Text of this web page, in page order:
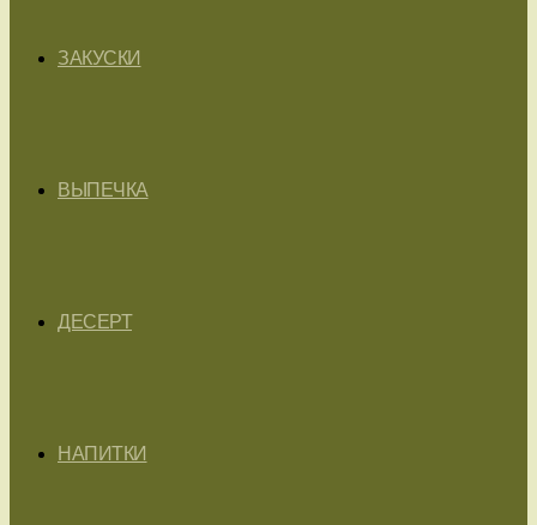
ЗАКУСКИ
ВЫПЕЧКА
ДЕСЕРТ
НАПИТКИ